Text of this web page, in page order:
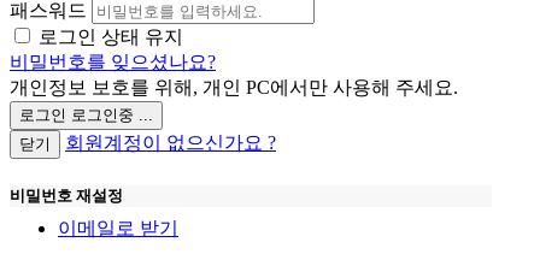
패스워드
로그인 상태 유지
비밀번호를 잊으셨나요?
개인정보 보호를 위해, 개인 PC에서만 사용해 주세요.
로그인 로그인중 ...
닫기
회원계정이 없으신가요 ?
비밀번호 재설정
이메일로 받기